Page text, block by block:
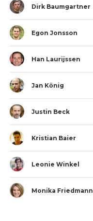
Dirk Baumgartner
Egon Jonsson
Han Laurijssen
Jan König
Justin Beck
Kristian Baier
Leonie Winkel
Monika Friedmann